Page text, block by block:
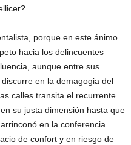
porque en este ánimo
hacia los delincuentes
aunque entre sus
en la demagogia del
calles transita el recurrente
su justa dimensión hasta que
en la conferencia
de confort y en riesgo de